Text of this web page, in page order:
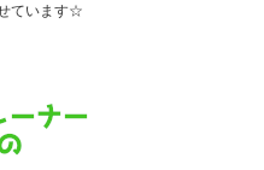
ています☆